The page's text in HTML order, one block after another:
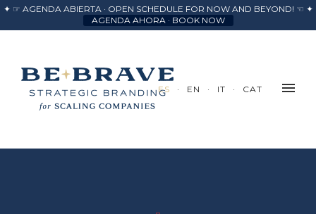
✦ ☞ AGENDA ABIERTA · OPEN SCHEDULE FOR NOW AND BEYOND! ☜ ✦
AGENDA AHORA · BOOK NOW
ES EN IT CAT